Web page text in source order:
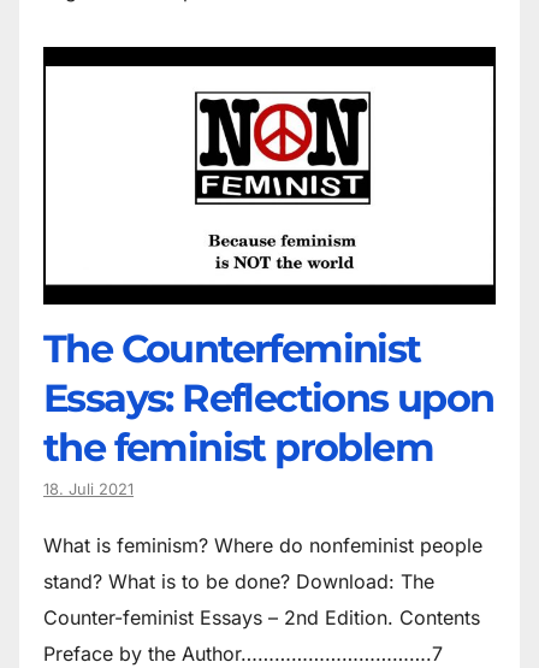
The Counter­feminist
Essays: Reflections upon
the feminist problem
18. Juli 2021
What is feminism? Where do non­feminist people
stand? What is to be done? Download: The
Counter-feminist Essays – 2nd Edition. Contents
Preface by the Author…………………………….7